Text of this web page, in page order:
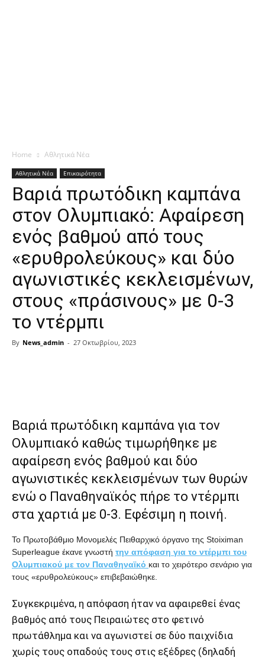
Home Αθλητικά Νέα
Αθλητικά Νέα Επικαιρότητα
Βαριά πρωτόδικη καμπάνα
στον Ολυμπιακό: Αφαίρεση
ενός βαθμού από τους
«ερυθρολεύκους» και δύο
αγωνιστικές κεκλεισμένων,
στους «πράσινους» με 0-3
το ντέρμπι
By News_admin - 27 Οκτωβρίου, 2023
Βαριά πρωτόδικη καμπάνα για τον
Ολυμπιακό καθώς τιμωρήθηκε με
αφαίρεση ενός βαθμού και δύο
αγωνιστικές κεκλεισμένων των θυρών
ενώ ο Παναθηναϊκός πήρε το ντέρμπι
στα χαρτιά με 0-3. Εφέσιμη η ποινή.
Το Πρωτοβάθμιο Μονομελές Πειθαρχικό όργανο της Stoiximan
Superleague έκανε γνωστή την απόφαση για το ντέρμπι του
Ολυμπιακού με τον Παναθηναϊκό και το χειρότερο σενάριο για
τους «ερυθρολεύκους» επιβεβαιώθηκε.
Συγκεκριμένα, η απόφαση ήταν να αφαιρεθεί ένας
βαθμός από τους Πειραιώτες στο φετινό
πρωτάθλημα και να αγωνιστεί σε δύο παιχνίδια
χωρίς τους οπαδούς τους στις εξέδρες (δηλαδή